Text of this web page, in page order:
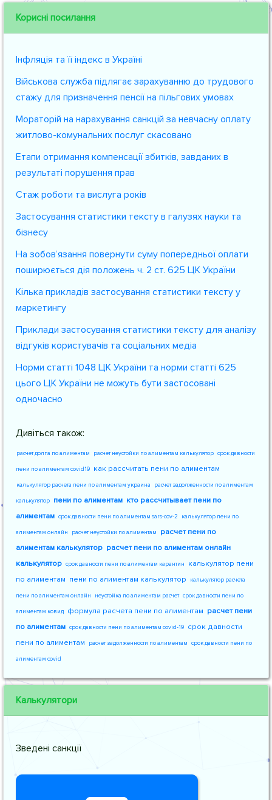
Корисні посилання
Інфляція та її індекс в Україні
Військова служба підлягає зарахуванню до трудового
стажу для призначення пенсії на пільгових умовах
Мораторій на нарахування санкцій за невчасну оплату
житлово-комунальних послуг скасовано
Етапи отримання компенсації збитків, завданих в
результаті порушення прав
Стаж роботи та вислуга років
Застосування статистики тексту в галузях науки та
бізнесу
На зобов’язання повернути суму попередньої оплати
поширюється дія положень ч. 2 ст. 625 ЦК України
Кілька прикладів застосування статистики тексту у
маркетингу
Приклади застосування статистики тексту для аналізу
відгуків користувачів та соціальних медіа
Норми статті 1048 ЦК України та норми статті 625
цього ЦК України не можуть бути застосовані
одночасно
Дивіться також:
расчет долга по алиментам расчет неустойки по алиментам калькулятор срок давности
пени по алиментам covid19 как рассчитать пени по алиментам
калькулятор расчета пени по алиментам украина расчет задолженности по алиментам
калькулятор пени по алиментам кто рассчитывает пени по
алиментам срок давности пени по алиментам sars-cov-2 калькулятор пени по
алиментам онлайн расчет неустойки по алиментам
расчет пени по
алиментам калькулятор расчет пени по алиментам онлайн
калькулятор срок давности пени по алиментам карантин
калькулятор пени
по алиментам пени по алиментам калькулятор калькулятор расчета
пени по алиментам онлайн неустойка по алиментам расчет срок давности пени по
алиментам ковид формула расчета пени по алиментам расчет пени
по алиментам срок давности пени по алиментам covid-19 срок давности
пени по алиментам
расчет задолженности по алиментам срок давности пени по
алиментам covid
Калькулятори
Зведені санкції